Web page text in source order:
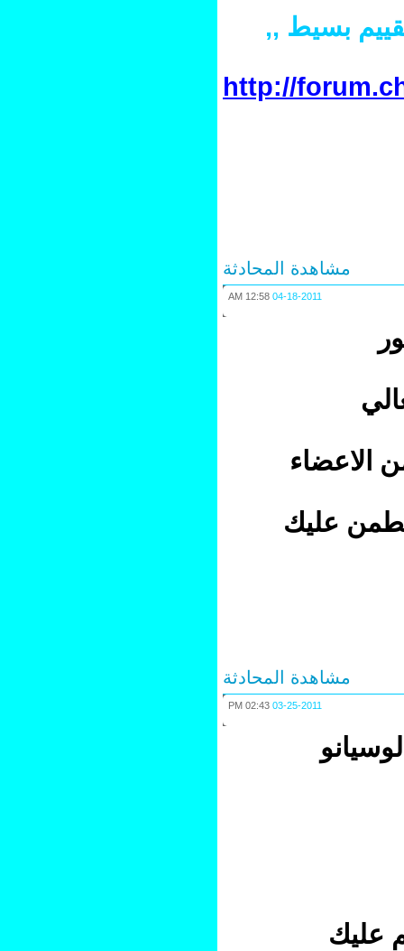
بسيط ,,
http://
مشاهدة المحادثة
04-18-2011
12:58 AM
الاعضاء
عليك
مشاهدة المحادثة
03-25-2011
02:43 PM